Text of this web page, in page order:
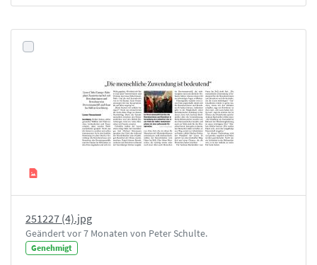
251227 (4).jpg
Geändert vor 7 Monaten von Peter Schulte.
Genehmigt